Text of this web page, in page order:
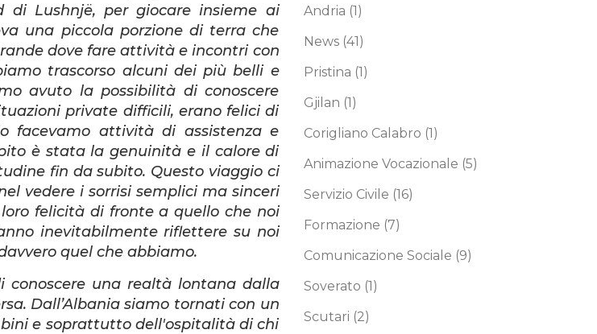
Lushnjë, per giocare insieme ai
una piccola porzione di terra che
dove fare attività e incontri con
trascorso alcuni dei più belli e
avuto la possibilità di conoscere
private difficili, erano felici di
facevamo attività di assistenza e
è stata la genuinità e il calore di
fin da subito. Questo viaggio ci
vedere i sorrisi semplici ma sinceri
felicità di fronte a quello che noi
inevitabilmente riflettere su noi
quel che abbiamo.
conoscere una realtà lontana dalla
Dall’Albania siamo tornati con un
e soprattutto dell'ospitalità di chi
Andria (1)
News (41)
Pristina (1)
Gjilan (1)
Corigliano Calabro (1)
Animazione Vocazionale (5)
Servizio Civile (16)
Formazione (7)
Comunicazione Sociale (9)
Soverato (1)
Scutari (2)